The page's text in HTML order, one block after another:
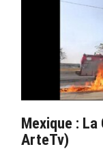
Mexique :
ArteTv)